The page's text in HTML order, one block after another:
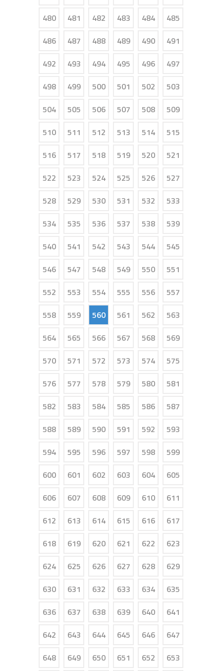
480
481 482 483 484
485
486
487 488 489 490
491
492
493 494 495 496
497
498
499 500 501 502
503
504
505 506 507 508
509
510
511 512 513 514
515
516
517 518 519 520
521
522
523 524 525 526
527
528
529 530 531 532
533
534
535 536 537 538
539
540
541 542 543 544
545
546
547 548 549 550
551
552
553 554 555 556
557
558
559 560 561 562
563
564
565 566 567 568
569
570
571 572 573 574
575
576
577 578 579 580
581
582
583 584 585 586
587
588
589 590 591 592
593
594
595 596 597 598
599
600
601 602 603 604
605
606
607 608 609 610
611
612
613 614 615 616
617
618
619 620 621 622
623
624
625 626 627 628
629
630
631 632 633 634
635
636
637 638 639 640
641
642
643 644 645 646
647
648
649 650 651 652
653